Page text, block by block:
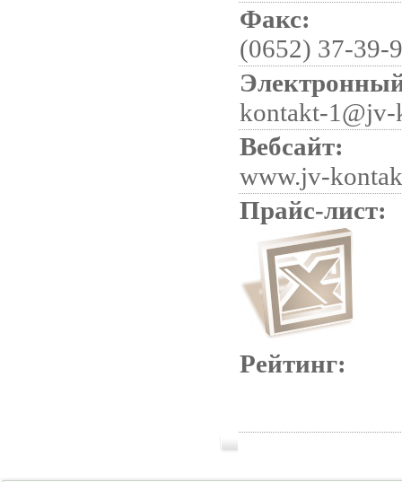
Факс:
(0652) 37-39-
kontakt-1@jv-
Вебсайт:
www.jv-
Прайс-лист:
Рейтинг: